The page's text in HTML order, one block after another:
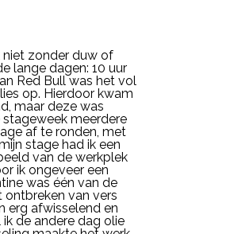
niet zonder duw of
lange dagen: 10 uur
Red Bull was het vol
op. Hierdoor kwam
maar deze was
meerdere
af te ronden, met
stage had ik een
van de werkplek
ik ongeveer een
was één van de
ontbreken van vers
erg afwisselend en
de andere dag olie